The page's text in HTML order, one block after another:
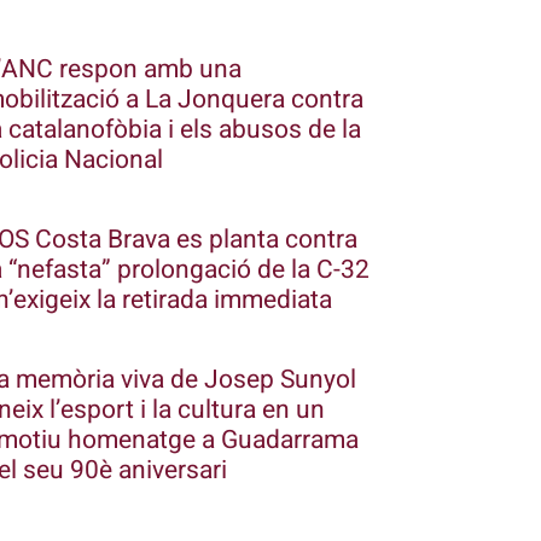
respon amb una
a La Jonquera contra
catalanofòbia i els abusos de la
Nacional
Costa Brava es planta contra
“nefasta” prolongació de la C-32
la retirada immediata
memòria viva de Josep Sunyol
l’esport i la cultura en un
homenatge a Guadarrama
seu 90è aniversari